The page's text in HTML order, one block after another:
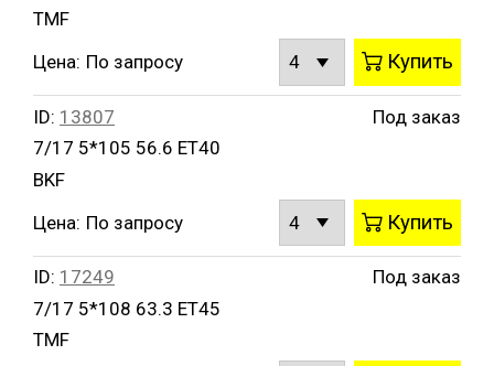
TMF
Цена: По запросу Купить
ID: 13807
7/17 5*105 56.6 ET40
BKF
Под заказ
Цена: По запросу Купить
ID: 17249
7/17 5*108 63.3 ET45
TMF
Под заказ